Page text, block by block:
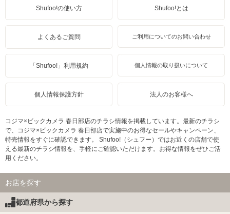
Shufoo!の使い方 Shufoo!とは
よくあるご質問 ご利用についてのお問い合わせ
「Shufoo!」利用規約 個人情報の取り扱いについて
個人情報保護方針 法人のお客様へ
コジマ×ビックカメラ 春日部店のチラシ情報を掲載しています。最新のチラシ
で、コジマ×ビックカメラ 春日部店で実施中のお得なセールやキャンペーン、
特売情報をすぐに確認できます。 Shufoo!（シュフー）ではお近くの店舗で使
える最新のチラシ情報を、手軽にご確認いただけます。お得な情報をぜひご活
用ください。
お店を探す
都道府県から探す